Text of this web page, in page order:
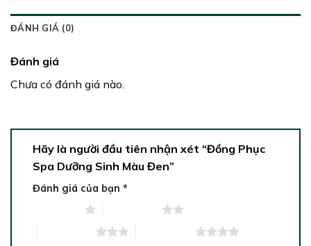
ĐÁNH GIÁ (0)
Đánh giá
Chưa có đánh giá nào.
Hãy là người đầu tiên nhận xét “Đồng Phục
Spa Dưỡng Sinh Màu Đen”
Đánh giá của bạn *